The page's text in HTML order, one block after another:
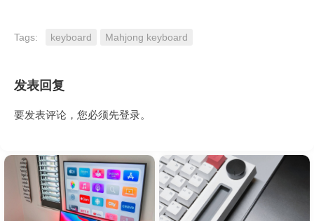
Tags: keyboard Mahjong keyboard
发表回复
要发表评论，您必须先登录。